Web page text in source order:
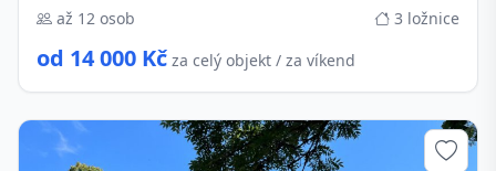
až 12 osob
3 ložnice
od 14 000 Kč za celý objekt / za víkend